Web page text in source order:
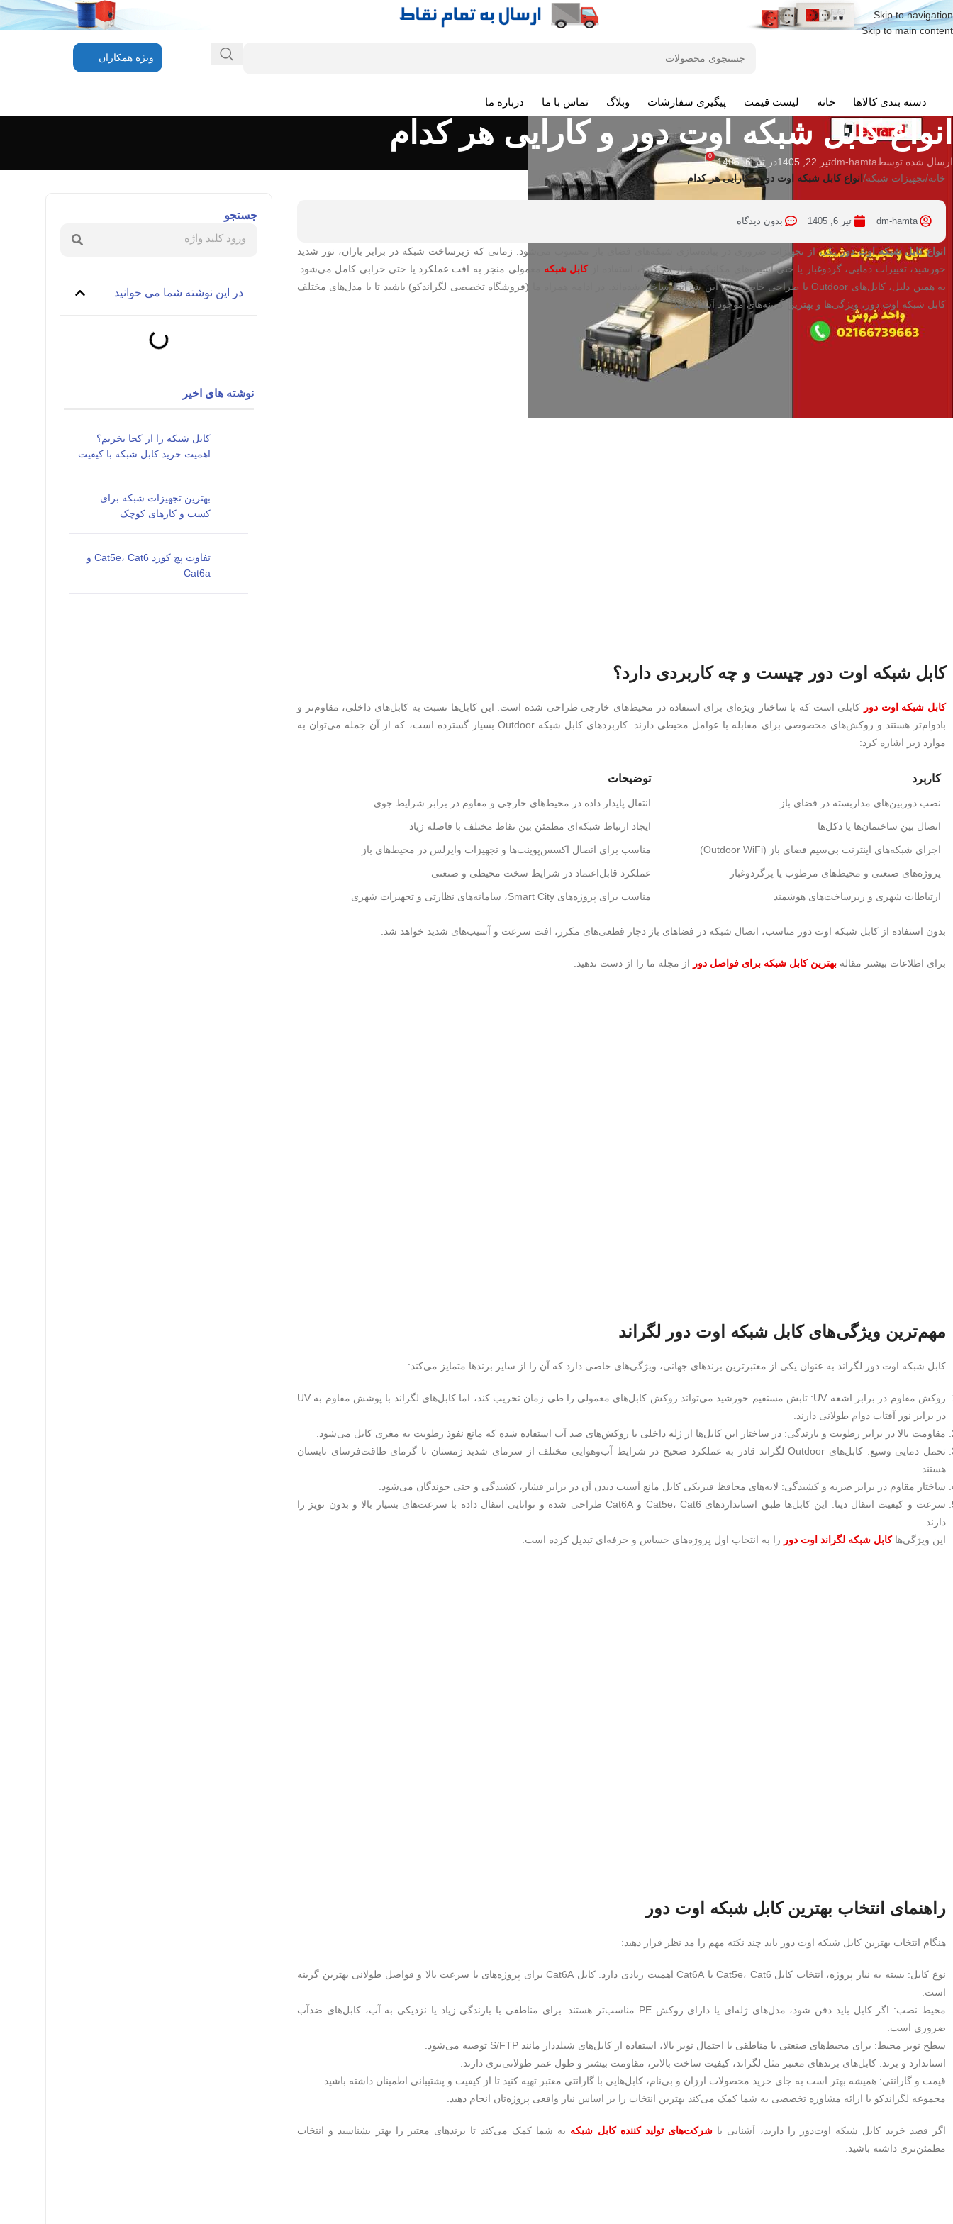
Skip to navigation
Skip to main content
ویژه همکاران
دسته بندی کالاها خانه لیست قیمت پیگیری سفارشات وبلاگ تماس با ما درباره ما تجهیزات شبکه
انواع کابل شبکه اوت دور و کارایی هر کدام
ارسال شده توسطdm-hamtaتیر 22, 1405 در تیر 6, 1405 0
خانه/تجهیزات شبکه/ انواع کابل شبکه اوت دور و کارایی هر کدام
dm-hamta تیر 6, 1405 بدون دیدگاه
انواع کابل شبکه اوت دوریکی از تجهیزات ضروری در پیاده‌سازی شبکه‌های فضای باز محسوب می‌شود. زمانی که زیرساخت شبکه در برابر باران، نور شدید
خورشید، تغییرات دمایی، گردوغبار یا حتی آسیب‌های مکانیکی قرار می‌گیرد، استفاده ازکابل‌ شبکه معمولی منجر به افت عملکرد یا حتی خرابی کامل می‌شود.
به همین دلیل، کابل‌های Outdoor با طراحی خاص برای این شرایط ساخته شده‌اند. در ادامه همراه ما (فروشگاه تخصصی لگراندکو) باشید تا با مدل‌های مختلف
کابل شبکه اوت دور، ویژگی‌ها و بهترین گزینه‌های موجود آشنا شوید.
کابل شبکه اوت دور چیست و چه کاربردی دارد؟
کابل شبکه اوت دور کابلی است که با ساختار ویژه‌ای برای استفاده در محیط‌های خارجی طراحی شده است. این کابل‌ها نسبت به کابل‌های داخلی، مقاوم‌تر و
بادوام‌تر هستند و روکش‌های مخصوصی برای مقابله با عوامل محیطی دارند. کاربردهای کابل شبکه Outdoor بسیار گسترده است، که از آن جمله می‌توان به
موارد زیر اشاره کرد:
کاربرد توضیحات
نصب دوربین‌های مداربسته در فضای باز انتقال پایدار داده در محیط‌های خارجی و مقاوم در برابر شرایط جوی
اتصال بین ساختمان‌ها یا دکل‌ها ایجاد ارتباط شبکه‌ای مطمئن بین نقاط مختلف با فاصله زیاد
اجرای شبکه‌های اینترنت بی‌سیم فضای باز (Outdoor WiFi) مناسب برای اتصال اکسس‌پوینت‌ها و تجهیزات وایرلس در محیط‌های باز
پروژه‌های صنعتی و محیط‌های مرطوب یا پرگردوغبار عملکرد قابل‌اعتماد در شرایط سخت محیطی و صنعتی
ارتباطات شهری و زیرساخت‌های هوشمند مناسب برای پروژه‌های Smart City، سامانه‌های نظارتی و تجهیزات شهری
بدون استفاده از کابل شبکه اوت دور مناسب، اتصال شبکه در فضاهای باز دچار قطعی‌های مکرر، افت سرعت و آسیب‌های شدید خواهد شد.
برای اطلاعات بیشتر مقاله بهترین کابل شبکه برای فواصل دور از مجله ما را از دست ندهید.
مهم‌ترین ویژگی‌های کابل شبکه اوت دور لگراند
کابل شبکه اوت دور لگراند به عنوان یکی از معتبرترین برندهای جهانی، ویژگی‌های خاصی دارد که آن را از سایر برندها متمایز می‌کند:
روکش مقاوم در برابر اشعه UV: تابش مستقیم خورشید می‌تواند روکش کابل‌های معمولی را طی زمان تخریب کند، اما کابل‌های لگراند با پوشش مقاوم به UV
در برابر نور آفتاب دوام طولانی دارند.
مقاومت بالا در برابر رطوبت و بارندگی: در ساختار این کابل‌ها از ژله داخلی یا روکش‌های ضد آب استفاده شده که مانع نفوذ رطوبت به مغزی کابل می‌شود.
تحمل دمایی وسیع: کابل‌های Outdoor لگراند قادر به عملکرد صحیح در شرایط آب‌وهوایی مختلف از سرمای شدید زمستان تا گرمای طاقت‌فرسای تابستان
هستند.
ساختار مقاوم در برابر ضربه و کشیدگی: لایه‌های محافظ فیزیکی کابل مانع آسیب دیدن آن در برابر فشار، کشیدگی و حتی جوندگان می‌شود.
سرعت و کیفیت انتقال دیتا: این کابل‌ها طبق استانداردهای Cat5e، Cat6 و Cat6A طراحی شده و توانایی انتقال داده با سرعت‌های بسیار بالا و بدون نویز را
دارند.
این ویژگی‌هاکابل شبکه لگراند اوت دور را به انتخاب اول پروژه‌های حساس و حرفه‌ای تبدیل کرده است.
راهنمای انتخاب بهترین کابل شبکه اوت دور
هنگام انتخاب بهترین کابل شبکه اوت دور باید چند نکته مهم را مد نظر قرار دهید:
نوع کابل: بسته به نیاز پروژه، انتخاب کابل Cat5e، Cat6 یا Cat6A اهمیت زیادی دارد. کابل Cat6A برای پروژه‌های با سرعت بالا و فواصل طولانی بهترین گزینه
است.
محیط نصب: اگر کابل باید دفن شود، مدل‌های ژله‌ای یا دارای روکش PE مناسب‌تر هستند. برای مناطقی با بارندگی زیاد یا نزدیکی به آب، کابل‌های ضدآب
ضروری است.
سطح نویز محیط: برای محیط‌های صنعتی یا مناطقی با احتمال نویز بالا، استفاده از کابل‌های شیلددار مانند S/FTP توصیه می‌شود.
استاندارد و برند: کابل‌های برندهای معتبر مثل لگراند، کیفیت ساخت بالاتر، مقاومت بیشتر و طول عمر طولانی‌تری دارند.
قیمت و گارانتی: همیشه بهتر است به جای خرید محصولات ارزان و بی‌نام، کابل‌هایی با گارانتی معتبر تهیه کنید تا از کیفیت و پشتیبانی اطمینان داشته باشید.
مجموعه لگراندکو با ارائه مشاوره تخصصی به شما کمک می‌کند بهترین انتخاب را بر اساس نیاز واقعی پروژه‌تان انجام دهید.
اگر قصد خرید کابل شبکه اوت‌دور را دارید، آشنایی با شرکت‌های تولید کننده کابل شبکه به شما کمک می‌کند تا برندهای معتبر را بهتر بشناسید و انتخاب
مطمئن‌تری داشته باشید.
جستجو
در این نوشته شما می خوانید
نوشته های اخیر
کابل شبکه را از کجا بخریم؟
اهمیت خرید کابل شبکه با کیفیت
بهترین تجهیزات شبکه برای
کسب و کارهای کوچک
تفاوت پچ کورد Cat5e، Cat6 و
Cat6a